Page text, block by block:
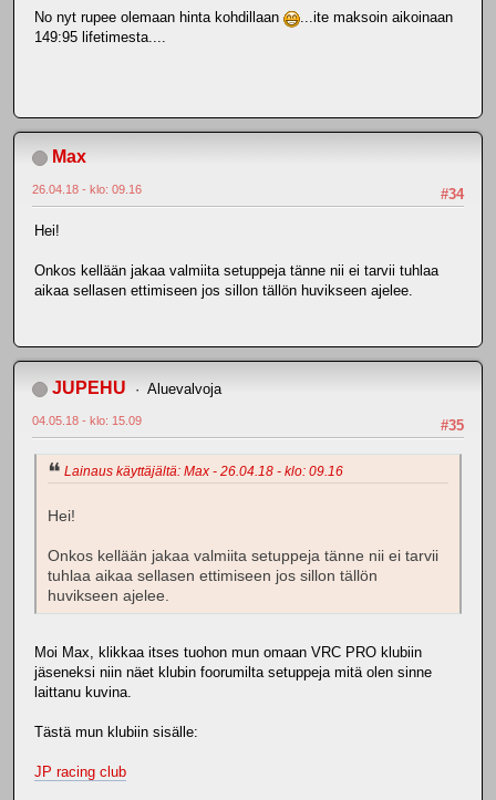
No nyt rupee olemaan hinta kohdillaan
...ite maksoin aikoinaan
149:95 lifetimesta....
Max
#34
26.04.18 - klo: 09.16
Hei!
Onkos kellään jakaa valmiita setuppeja tänne nii ei tarvii tuhlaa
aikaa sellasen ettimiseen jos sillon tällön huvikseen ajelee.
JUPEHU Aluevalvoja
#35
04.05.18 - klo: 15.09
Lainaus käyttäjältä: Max - 26.04.18 - klo: 09.16
Hei!
Onkos kellään jakaa valmiita setuppeja tänne nii ei tarvii
tuhlaa aikaa sellasen ettimiseen jos sillon tällön
huvikseen ajelee.
Moi Max, klikkaa itses tuohon mun omaan VRC PRO klubiin
jäseneksi niin näet klubin foorumilta setuppeja mitä olen sinne
laittanu kuvina.
Tästä mun klubiin sisälle:
JP racing club